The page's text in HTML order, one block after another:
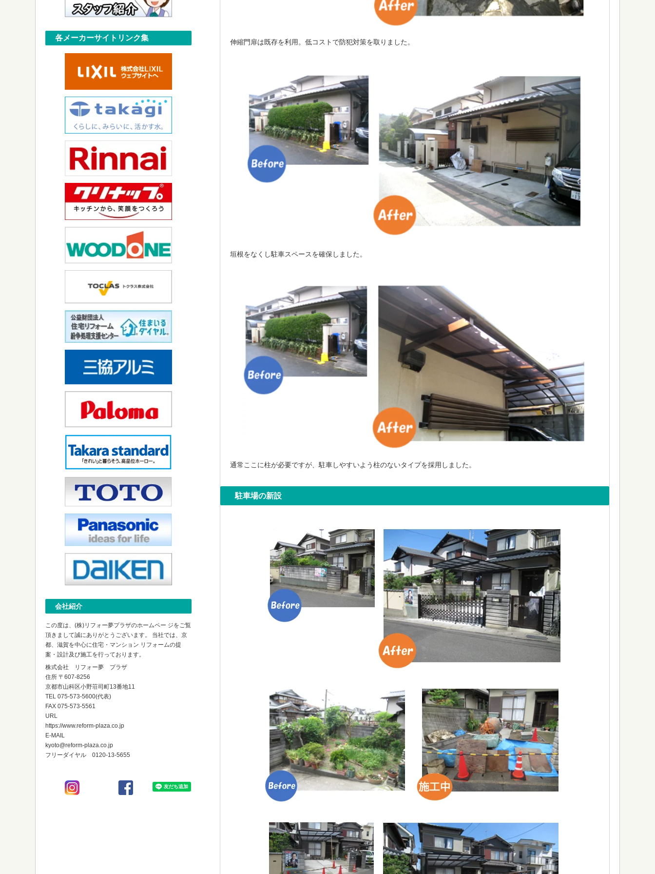
伸縮門扉は既存を利用。低コストで防犯対策を取りました。
垣根をなくし駐車スペースを確保しました。
通常ここに柱が必要ですが、駐車しやすいよう柱のないタイプを採用しました。
駐車場の新設
各メーカーサイトリンク集
会社紹介
この度は、(株)リフォー夢プラザのホームペー ジをご覧
頂きまして誠にありがとうございます。 当社では、京
都、滋賀を中心に住宅・マンション リフォームの提
案・設計及び施工を行っております。
株式会社 リフォー夢 プラザ
住所 〒607-8256
京都市山科区小野荘司町13番地11
TEL 075-573-5600(代表)
FAX 075-573-5561
URL
https://www.reform-plaza.co.jp
E-MAIL
kyoto@reform-plaza.co.jp
フリーダイヤル 0120-13-5655